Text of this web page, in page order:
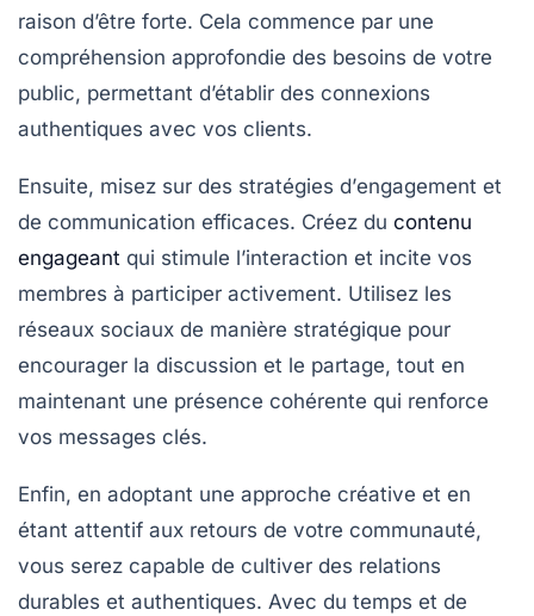
raison d’être forte. Cela commence par une
compréhension approfondie des besoins de votre
public, permettant d’établir des connexions
authentiques avec vos clients.
Ensuite, misez sur des stratégies d’engagement et
de communication efficaces. Créez du contenu
engageant qui stimule l’interaction et incite vos
membres à participer activement. Utilisez les
réseaux sociaux de manière stratégique pour
encourager la discussion et le partage, tout en
maintenant une présence cohérente qui renforce
vos messages clés.
Enfin, en adoptant une approche créative et en
étant attentif aux retours de votre communauté,
vous serez capable de cultiver des relations
durables et authentiques. Avec du temps et de